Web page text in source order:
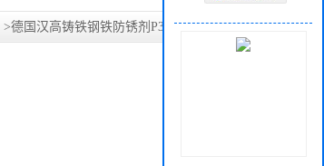
>德国汉高铸铁钢铁防锈剂P3-PREVOX 6748